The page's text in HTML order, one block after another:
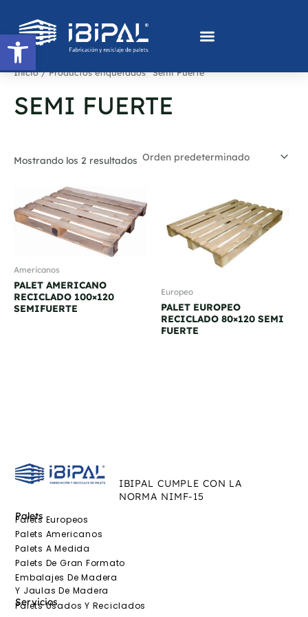
Abrir barra de herramientas
contenido
Inicio/ Productos etiquetados “Semi Fuerte”
SEMI FUERTE
Mostrando los 2 resultados
Americanos
PALET AMERICANO
RECICLADO 100×120
SEMIFUERTE
Europeo
PALET EUROPEO
RECICLADO 80×120 SEMI
FUERTE
IBIPAL CUMPLE CON LA
NORMA NIMF-15
Palets
Palets Europeos
Palets Americanos
Palets A Medida
Palets De Gran Formato
Embalajes De Madera
Y Jaulas De Madera
Servicios
Palets Usados Y Reciclados